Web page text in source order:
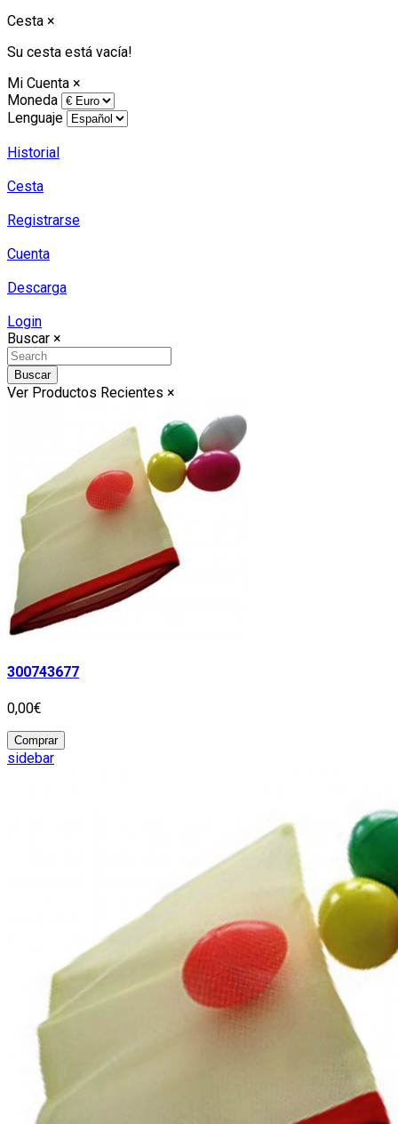
Cesta ×
Su cesta está vacía!
Mi Cuenta ×
Moneda
Lenguaje
Historial
Cesta
Registrarse
Cuenta
Descarga
Login
Buscar ×
Buscar
Ver Productos Recientes ×
300743677
0,00€
Comprar
sidebar